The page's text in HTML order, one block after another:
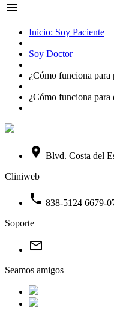
menu
Inicio: Soy Paciente
Soy Doctor
¿Cómo funciona para
¿Cómo funciona para
place Blvd. Costa del
Cliniweb
phone 838-5124 6679-
Soporte
mail_outline
Seamos amigos